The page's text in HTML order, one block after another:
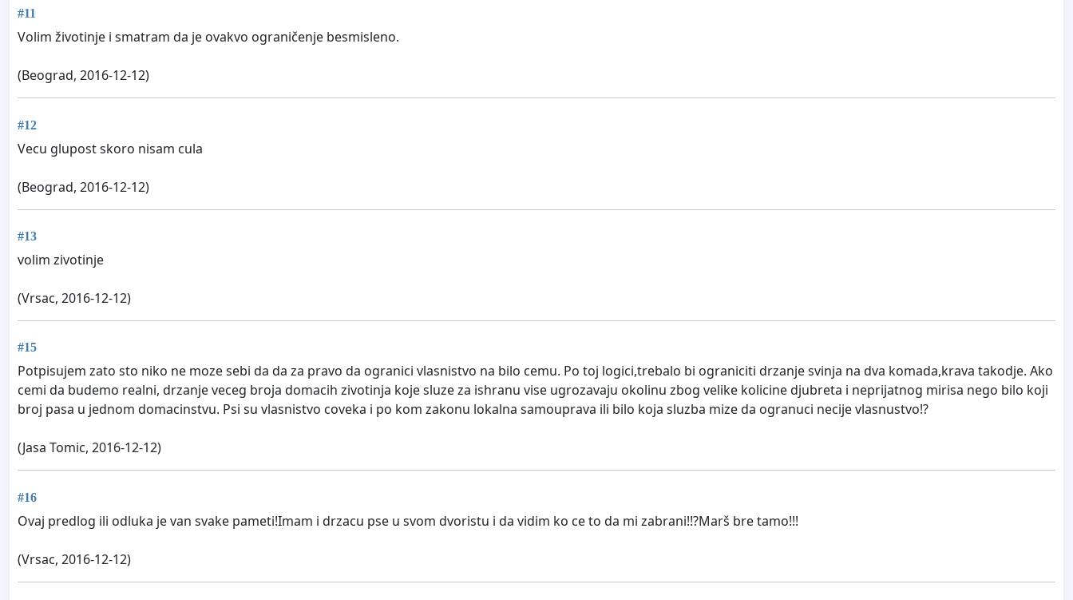
#11
Volim životinje i smatram da je ovakvo ograničenje besmisleno.
(Beograd, 2016-12-12)
#12
Vecu glupost skoro nisam cula
(Beograd, 2016-12-12)
#13
volim zivotinje
(Vrsac, 2016-12-12)
#15
Potpisujem zato sto niko ne moze sebi da da za pravo da ogranici vlasnistvo na bilo cemu. Po toj logici,trebalo bi ograniciti drzanje svinja na dva komada,krava takodje. Ako
cemi da budemo realni, drzanje veceg broja domacih zivotinja koje sluze za ishranu vise ugrozavaju okolinu zbog velike kolicine djubreta i neprijatnog mirisa nego bilo koji
broj pasa u jednom domacinstvu. Psi su vlasnistvo coveka i po kom zakonu lokalna samouprava ili bilo koja sluzba mize da ogranuci necije vlasnustvo!?
(Jasa Tomic, 2016-12-12)
#16
Ovaj predlog ili odluka je van svake pameti!Imam i drzacu pse u svom dvoristu i da vidim ko ce to da mi zabrani!!?Marš bre tamo!!!
(Vrsac, 2016-12-12)